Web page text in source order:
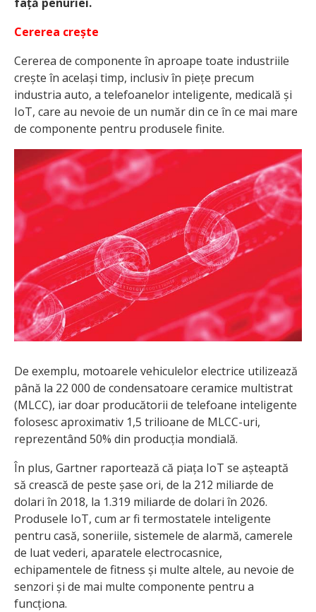
Cererea crește
Cererea de componente în aproape toate industriile
crește în același timp, inclusiv în piețe precum
industria auto, a telefoanelor inteligente, medicală și
IoT, care au nevoie de un număr din ce în ce mai mare
de componente pentru produsele finite.
De exemplu, motoarele vehiculelor electrice utilizează
până la 22 000 de condensatoare ceramice multistrat
(MLCC), iar doar producătorii de telefoane inteligente
folosesc aproximativ 1,5 trilioane de MLCC-uri,
reprezentând 50% din producția mondială.
În plus, Gartner raportează că piața IoT se așteaptă
să crească de peste șase ori, de la 212 miliarde de
dolari în 2018, la 1.319 miliarde de dolari în 2026.
Produsele IoT, cum ar fi termostatele inteligente
pentru casă, soneriile, sistemele de alarmă, camerele
de luat vederi, aparatele electrocasnice,
echipamentele de fitness și multe altele, au nevoie de
senzori și de mai multe componente pentru a
funcționa.